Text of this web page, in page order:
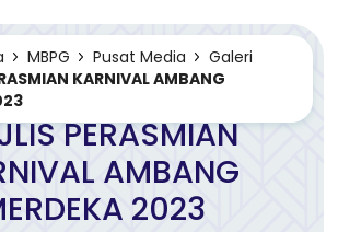
MBPG Pusat Media
Galeri
KARNIVAL AMBANG
PERASMIAN
AMBANG
2023